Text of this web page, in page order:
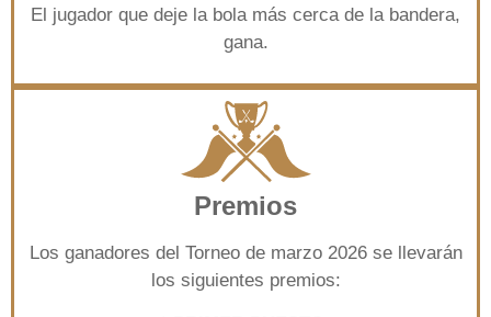
El jugador que deje la bola más cerca de la bandera,
gana.
Premios
Los ganadores del Torneo de marzo 2026 se llevarán
los siguientes premios: